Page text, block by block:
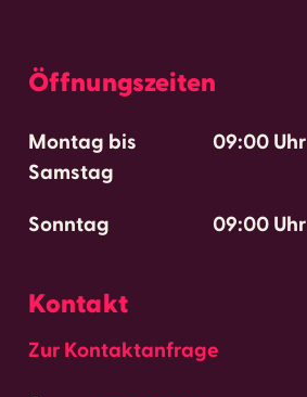
Öffnungszeiten
Montag bis
Samstag
09:00 Uhr
Sonntag 09:00 Uhr
Kontakt
Zur Kontaktanfrage